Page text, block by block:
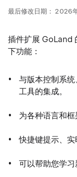
最后修改日期： 2026
插件扩展 GoLand
下功能：
与版本控制系
工具的集成。
为各种语言和框
快捷键提示、实
可以帮助您学习